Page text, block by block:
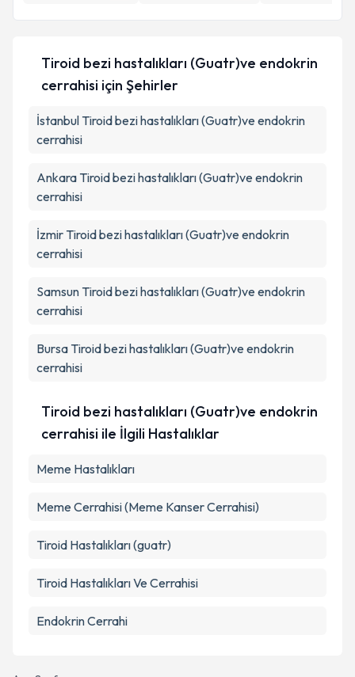
Tiroid bezi hastalıkları (Guatr)ve endokrin
cerrahisi için Şehirler
İstanbul Tiroid bezi hastalıkları (Guatr)ve endokrin
cerrahisi
Ankara Tiroid bezi hastalıkları (Guatr)ve endokrin
cerrahisi
İzmir Tiroid bezi hastalıkları (Guatr)ve endokrin
cerrahisi
Samsun Tiroid bezi hastalıkları (Guatr)ve endokrin
cerrahisi
Bursa Tiroid bezi hastalıkları (Guatr)ve endokrin
cerrahisi
Tiroid bezi hastalıkları (Guatr)ve endokrin
cerrahisi ile İlgili Hastalıklar
Meme Hastalıkları
Meme Cerrahisi (Meme Kanser Cerrahisi)
Tiroid Hastalıkları (guatr)
Tiroid Hastalıkları Ve Cerrahisi
Endokrin Cerrahi